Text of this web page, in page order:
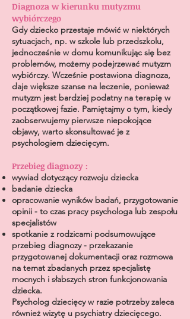
Diagnoza w kierunku mutyzmu
wybiórczego
Gdy dziecko przestaje mówić w niektórych
sytuacjach, np. w szkole lub przedszkolu,
jednocześnie w domu komunikując się bez
problemów, możemy podejrzewać mutyzm
wybiórczy. Wcześnie postawiona diagnoza,
daje większe szanse na leczenie, ponieważ
mutyzm jest bardziej podatny na terapię w
początkowej fazie. Pamiętajmy o tym, kiedy
zaobserwujemy pierwsze niepokojące
objawy, warto skonsultować je z
psychologiem dziecięcym.
Przebieg diagnozy :
wywiad dotyczący rozwoju dziecka
badanie dziecka
opracowanie wyników badań, przygotowanie
opinii - to czas pracy psychologa lub zespołu
specjalistów
spotkanie z rodzicami podsumowujące
przebieg diagnozy - przekazanie
przygotowanej dokumentacji oraz rozmowa
na temat zbadanych przez specjalistę
mocnych i słabszych stron funkcjonowania
dziecka.
Psycholog dziecięcy w razie potrzeby zaleca
również wizytę u psychiatry dziecięcego.